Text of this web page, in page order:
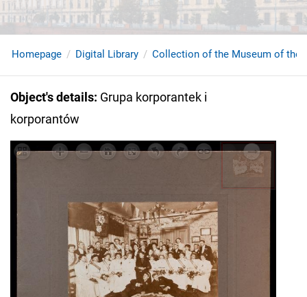
Homepage Digital Library Collection of the Museum of the
Object's details: Grupa korporantek i
korporantów